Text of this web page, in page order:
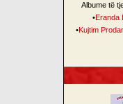
Albume të
•Eranda
•Kujtim